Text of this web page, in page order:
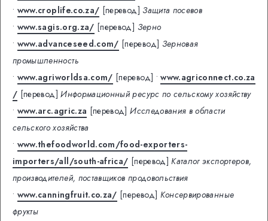
• www.croplife.co.za/ [перевод] Защита посевов
• www.sagis.org.za/ [перевод] Зерно
• www.advanceseed.com/ [перевод] Зерновая
промышленность
• www.agriworldsa.com/ [перевод] •www.agriconnect.co.za
/ [перевод] Информационный ресурс по сельскому хозяйству
• www.arc.agric.za [перевод] Исследования в области
сельского хозяйства
• www.thefoodworld.com/food-exporters-
importers/all/south-africa/ [перевод] Каталог экспортеров,
производителей, поставщиков продовольствия
• www.canningfruit.co.za/ [перевод] Консервированные
фрукты